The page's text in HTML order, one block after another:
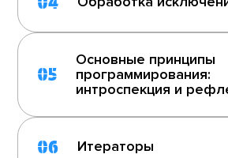
05
Основные принципы
программирования:
интроспекция и
06 Итераторы